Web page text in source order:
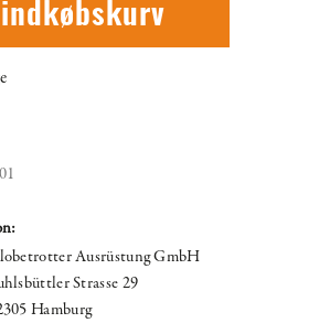
Ausrüstung GmbH
Strasse 29
Hamburg